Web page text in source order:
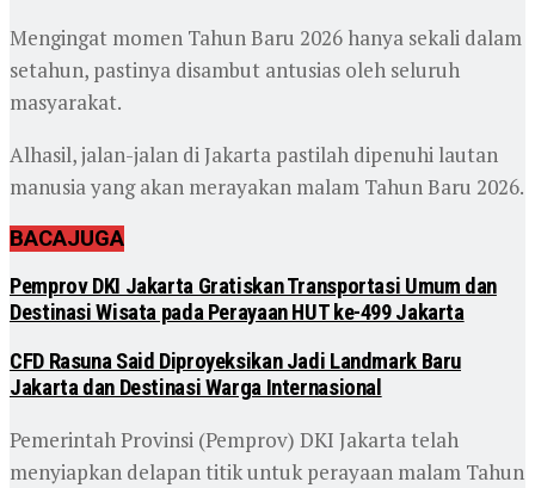
Mengingat momen Tahun Baru 2026 hanya sekali dalam
setahun, pastinya disambut antusias oleh seluruh
masyarakat.
Alhasil, jalan-jalan di Jakarta pastilah dipenuhi lautan
manusia yang akan merayakan malam Tahun Baru 2026.
BACAJUGA
Pemprov DKI Jakarta Gratiskan Transportasi Umum dan
Destinasi Wisata pada Perayaan HUT ke-499 Jakarta
CFD Rasuna Said Diproyeksikan Jadi Landmark Baru
Jakarta dan Destinasi Warga Internasional
Pemerintah Provinsi (Pemprov) DKI Jakarta telah
menyiapkan delapan titik untuk perayaan malam Tahun